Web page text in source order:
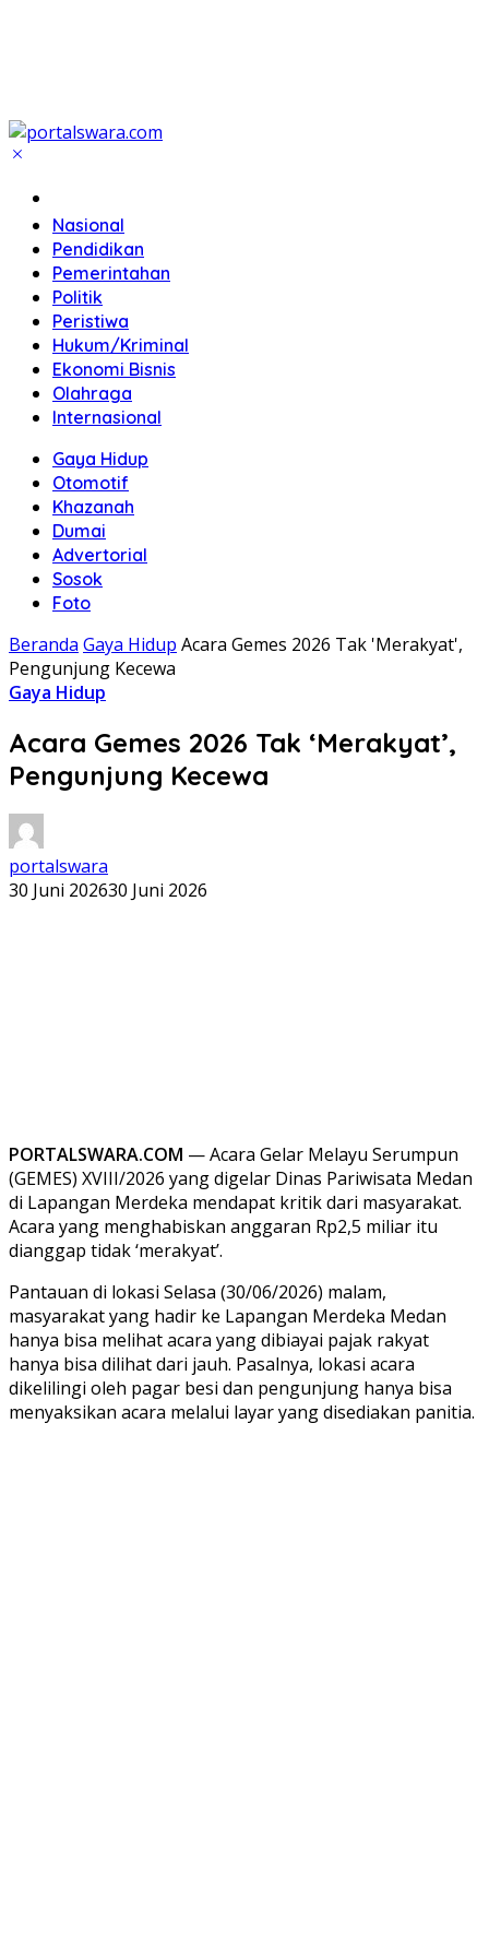
Nasional
Pendidikan
Pemerintahan
Politik
Peristiwa
Hukum/Kriminal
Ekonomi Bisnis
Olahraga
Internasional
Gaya Hidup
Otomotif
Khazanah
Dumai
Advertorial
Sosok
Foto
Beranda Gaya Hidup Acara Gemes 2026 Tak 'Merakyat',
Pengunjung Kecewa
Gaya Hidup
Acara Gemes 2026 Tak ‘Merakyat’,
Pengunjung Kecewa
portalswara
30 Juni 202630 Juni 2026
PORTALSWARA.COM — Acara Gelar Melayu Serumpun
(GEMES) XVIII/2026 yang digelar Dinas Pariwisata Medan
di Lapangan Merdeka mendapat kritik dari masyarakat.
Acara yang menghabiskan anggaran Rp2,5 miliar itu
dianggap tidak ‘merakyat’.
Pantauan di lokasi Selasa (30/06/2026) malam,
masyarakat yang hadir ke Lapangan Merdeka Medan
hanya bisa melihat acara yang dibiayai pajak rakyat
hanya bisa dilihat dari jauh. Pasalnya, lokasi acara
dikelilingi oleh pagar besi dan pengunjung hanya bisa
menyaksikan acara melalui layar yang disediakan panitia.